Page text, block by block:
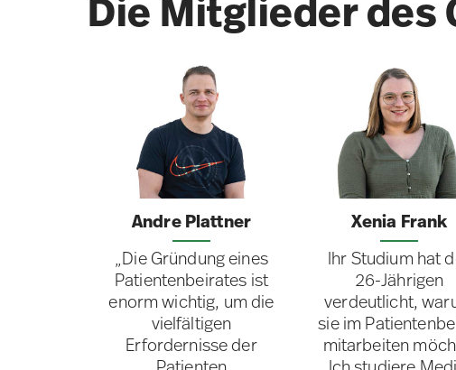
Die Mitglieder des
Andre Plattner
„Die Gründung eines
Patientenbeirates ist
enorm wichtig, um die
vielfältigen
Erfordernisse der
Xenia Frank
Ihr Studium hat
26-Jährigen
verdeutlicht,
sie im
mitarbeiten